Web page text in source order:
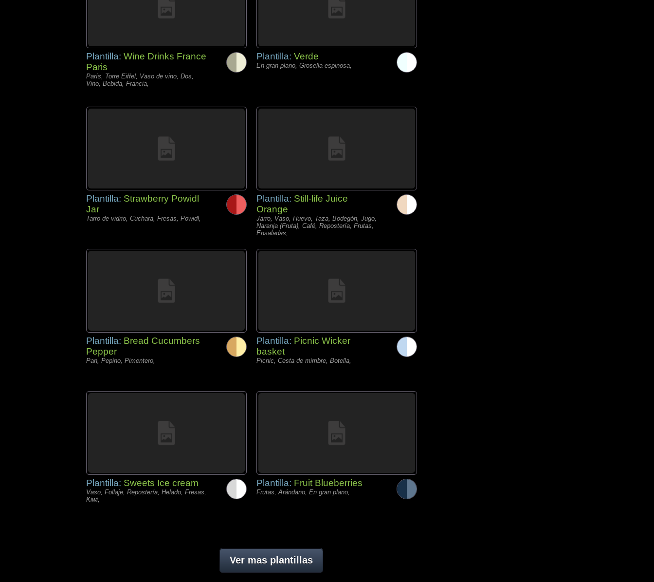
Plantilla: Wine Drinks France
Paris
París, Torre Eiffel, Vaso de vino, Dos,
Vino, Bebida, Francia,
Plantilla: Verde
En gran plano, Grosella espinosa,
Plantilla: Strawberry Powidl
Jar
Tarro de vidrio, Cuchara, Fresas, Powidl,
Plantilla: Still-life Juice
Orange
Jarro, Vaso, Huevo, Taza, Bodegón, Jugo,
Naranja (Fruta), Café, Repostería, Frutas,
Ensaladas,
Plantilla: Bread Cucumbers
Pepper
Pan, Pepino, Pimentero,
Plantilla: Picnic Wicker
basket
Picnic, Cesta de mimbre, Botella,
Plantilla: Sweets Ice cream
Vaso, Follaje, Repostería, Helado, Fresas,
Kiwi,
Plantilla: Fruit Blueberries
Frutas, Arándano, En gran plano,
Ver mas plantillas